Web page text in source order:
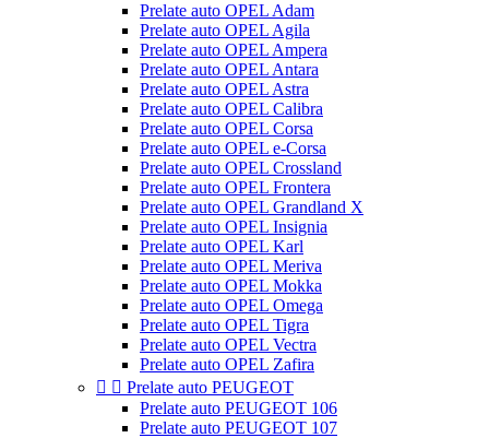
Prelate auto OPEL Adam
Prelate auto OPEL Agila
Prelate auto OPEL Ampera
Prelate auto OPEL Antara
Prelate auto OPEL Astra
Prelate auto OPEL Calibra
Prelate auto OPEL Corsa
Prelate auto OPEL e-Corsa
Prelate auto OPEL Crossland
Prelate auto OPEL Frontera
Prelate auto OPEL Grandland X
Prelate auto OPEL Insignia
Prelate auto OPEL Karl
Prelate auto OPEL Meriva
Prelate auto OPEL Mokka
Prelate auto OPEL Omega
Prelate auto OPEL Tigra
Prelate auto OPEL Vectra
Prelate auto OPEL Zafira
  Prelate auto PEUGEOT
Prelate auto PEUGEOT 106
Prelate auto PEUGEOT 107